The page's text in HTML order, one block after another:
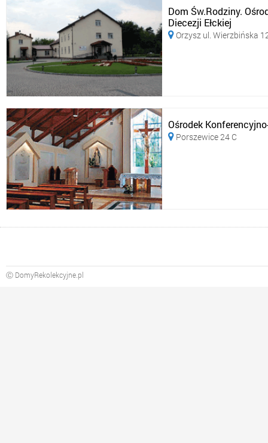
Dom Św.Rodziny.
Diecezji Ełckiej
Orzysz ul. Wierzbińska
Ośrodek
 Porszewice 24 C
Ⓒ DomyRekolekcyjne.pl